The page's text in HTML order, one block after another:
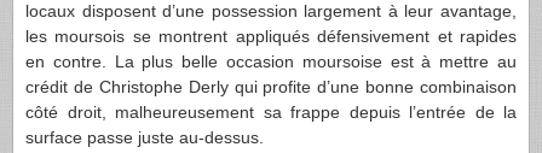
locaux disposent d’une possession largement à leur avantage,
les moursois se montrent appliqués défensivement et rapides
en contre. La plus belle occasion moursoise est à mettre au
crédit de Christophe Derly qui profite d’une bonne combinaison
côté droit, malheureusement sa frappe depuis l’entrée de la
surface passe juste au-dessus.